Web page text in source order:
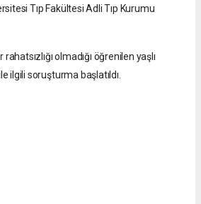
Tıp Fakültesi Adli Tıp Kurumu
rahatsızlığı olmadığı öğrenilen yaşlı
ilgili soruşturma başlatıldı.